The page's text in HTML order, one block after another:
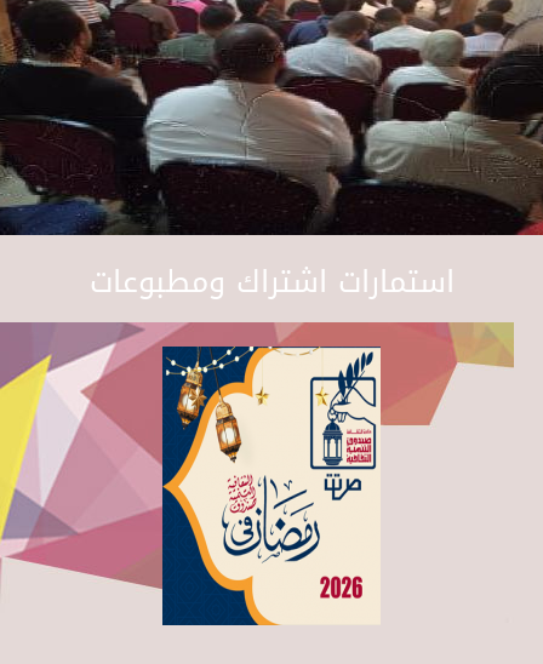
استمارات اشتراك ومطبوعات